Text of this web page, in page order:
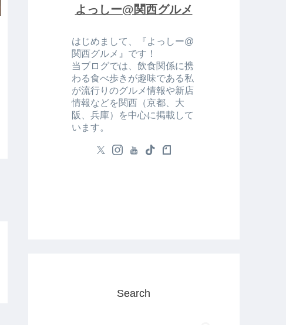
よっしー@関西グルメ
はじめまして、『よっしー@
関西グルメ』です！
当ブログでは、飲食関係に携
わる食べ歩きが趣味である私
が流行りのグルメ情報や新店
情報などを関西（京都、大
阪、兵庫）を中心に掲載して
います。
Search